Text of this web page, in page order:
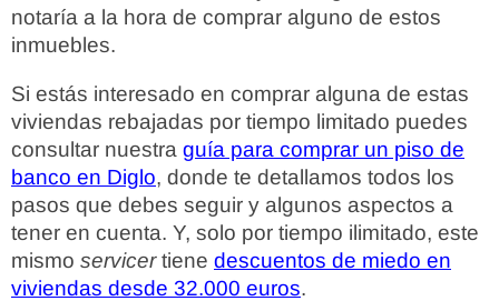
notaría a la hora de comprar alguno de estos
inmuebles.
Si estás interesado en comprar alguna de estas
viviendas rebajadas por tiempo limitado puedes
consultar nuestra guía para comprar un piso de
banco en Diglo, donde te detallamos todos los
pasos que debes seguir y algunos aspectos a
tener en cuenta. Y, solo por tiempo ilimitado, este
mismo servicertiene descuentos de miedo en
viviendas desde 32.000 euros.